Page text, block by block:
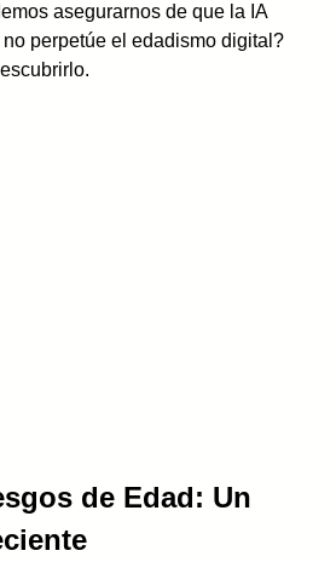
asegurarnos de que la IA
perpetúe el edadismo digital?
de Edad: Un